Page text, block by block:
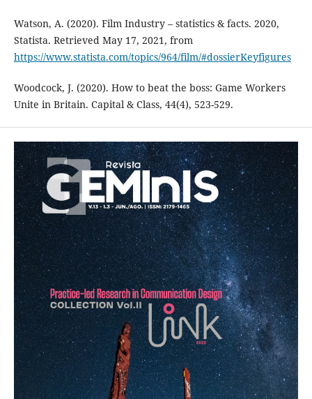
Watson, A. (2020). Film Industry – statistics & facts. 2020,
Statista. Retrieved May 17, 2021, from
https://www.statista.com/topics/964/film/#dossierKeyfigures
Woodcock, J. (2020). How to beat the boss: Game Workers
Unite in Britain. Capital & Class, 44(4), 523-529.